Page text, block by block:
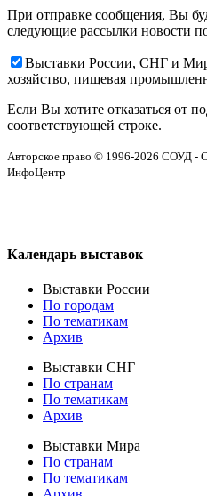
При отправке сообщения, Вы
следующие рассылки новости
Выставки России, СНГ и
хозяйство, пищевая
Если Вы хотите отказаться от
соответствующей строке.
Авторское право © 1996-2026 СОУД -
ИнфоЦентр
Календарь выставок
Выставки России
По городам
По тематикам
Архив
Выставки СНГ
По странам
По тематикам
Архив
Выставки Мира
По странам
По тематикам